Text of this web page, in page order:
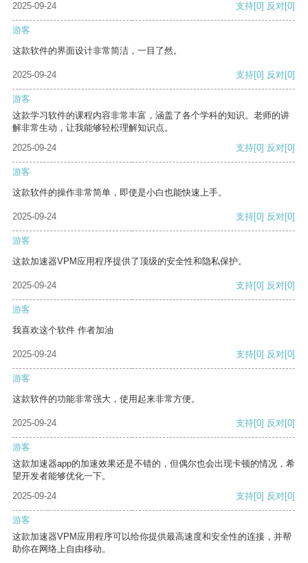
2025-09-24 支持[0] 反对[0]
游客
这款软件的界面设计非常简洁，一目了然。
2025-09-24 支持[0] 反对[0]
游客
这款学习软件的课程内容非常丰富，涵盖了各个学科的知识。老师的讲
解非常生动，让我能够轻松理解知识点。
2025-09-24
支持[0] 反对[0]
游客
这款软件的操作非常简单，即使是小白也能快速上手。
2025-09-24 支持[0] 反对[0]
游客
这款加速器VPM应用程序提供了顶级的安全性和隐私保护。
2025-09-24 支持[0] 反对[0]
游客
我喜欢这个软件 作者加油
2025-09-24 支持[0] 反对[0]
游客
这款软件的功能非常强大，使用起来非常方便。
2025-09-24 支持[0] 反对[0]
游客
这款加速器app的加速效果还是不错的，但偶尔也会出现卡顿的情况，希
望开发者能够优化一下。
2025-09-24
支持[0] 反对[0]
游客
这款加速器VPM应用程序可以给你提供最高速度和安全性的连接，并帮
助你在网络上自由移动。